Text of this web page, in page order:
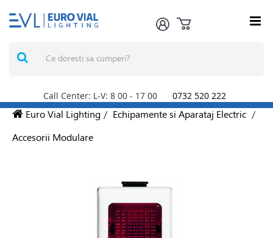
Call Center: L-V: 8 00 - 17 00 0732 520 222
Euro Vial Lighting / Echipamente si Aparataj Electric /
Accesorii Modulare